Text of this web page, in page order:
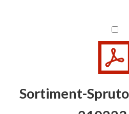
Sortiment-